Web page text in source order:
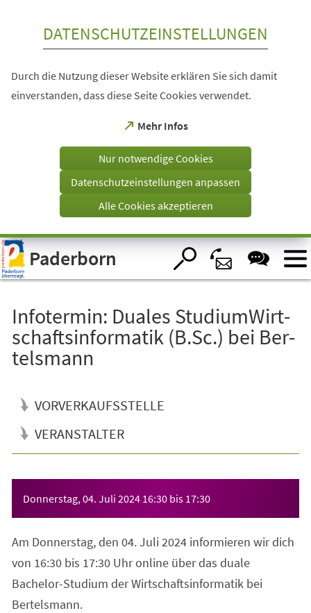
Visuelle
Assistenzsoftware
öffnen.
DATENSCHUTZEINSTELLUNGEN
Durch die Nutzung dieser Website erklären Sie sich damit
einverstanden, dass diese Seite Cookies verwendet.
Mehr Infos
(Öffnet
einem
Tab)
Nur notwendige Cookies
Datenschutzeinstellungen anpassen
Alle Cookies akzeptieren
Paderborn
In­fo­ter­min: Dua­les Stu­di­um­Wirt­
schafts­in­for­ma­tik (B.Sc.) bei Ber­
tels­mann
VORVERKAUFSSTELLE
VERANSTALTER
Donnerstag, 04. Juli 2024 16:30 bis 17:30
Am Donnerstag, den 04. Juli 2024 informieren wir dich
von 16:30 bis 17:30 Uhr online über das duale
Bachelor-Studium der Wirtschaftsinformatik bei
Bertelsmann.